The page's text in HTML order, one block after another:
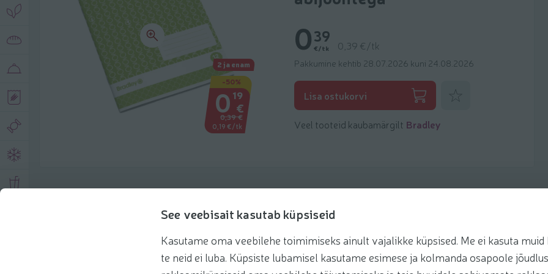
See veebisait kasutab küpsiseid
Kasutame oma veebilehe toimimiseks ainult vajalikke küpsised. Me ei kasuta muid
te neid ei luba. Küpsiste lubamisel kasutame esimese ja kolmanda osapoole
2 ja enam
-50%
0 19
€
0,39 €
0,19 €/tk
039
€/tk 0,39 €/tk
Pakkumine kehtib 28.07.2026 kuni 24.08.2026
Lisa ostukorvi
Veel tooteid kaubamärgilt Bradley
Soovitatud tooted